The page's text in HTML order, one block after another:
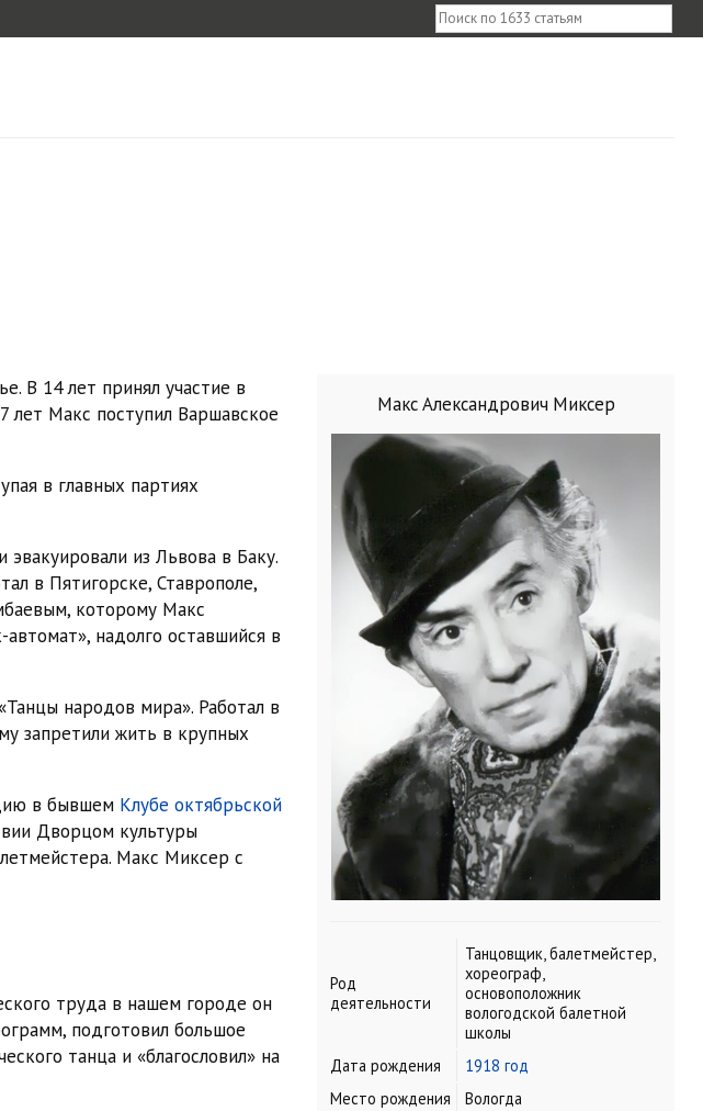
Макс Александрович Миксер
Род
деятельности
Танцовщик, балетмейстер,
хореограф,
основоположник
вологодской балетной
школы
Дата рождения
1918 год
Место рождения
Вологда
В 14 лет принял участие в
лет Макс поступил Варшавское
в главных партиях
из Львова в Баку.
в Пятигорске, Ставрополе,
которому Макс
надолго оставшийся в
народов мира». Работал в
запретили жить в крупных
в бывшем Клубе октябрьской
Дворцом культуры
Макс Миксер с
труда в нашем городе он
подготовил большое
танца и «благословил» на